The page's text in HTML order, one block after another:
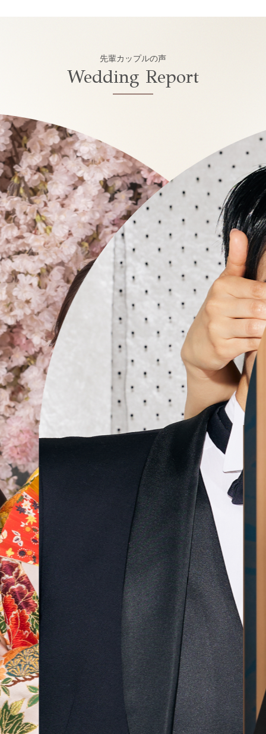
無料相談予約
来店・オンライン
先輩カップルの声
Wedding Report
に入
最後
た！